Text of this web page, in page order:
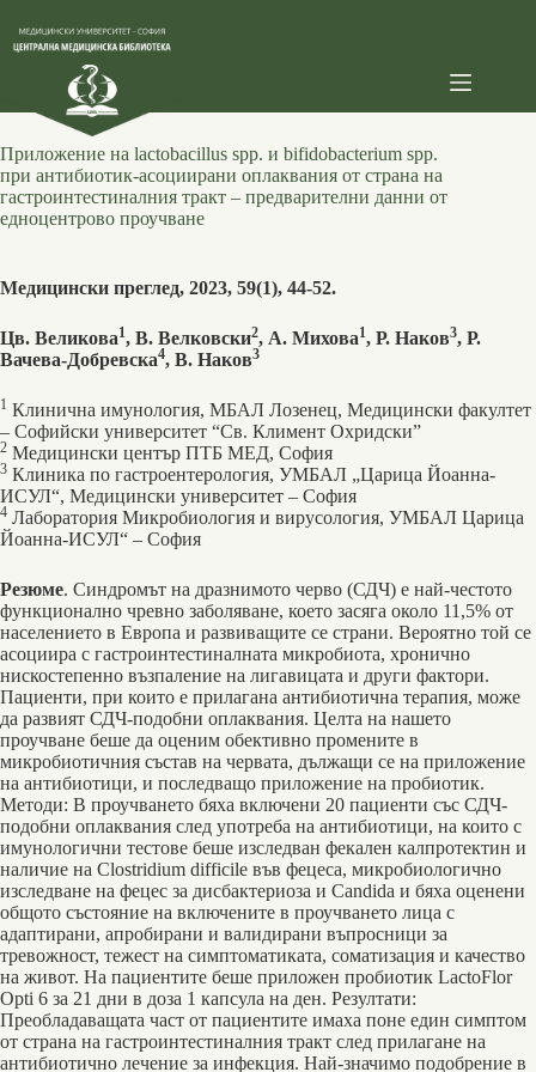
content
Приложение на lactobacillus spp. и bifidobacterium spp.
при антибиотик-асоциирани оплаквания от страна на
гастроинтестиналния тракт – предварителни данни от
едноцентрово проучване
Медицински преглед, 2023, 59(1), 44-52.
Цв. Великова1, В. Велковски2, А. Михова1, Р. Наков3, Р.
Вачева-Добревска4, В. Наков3
1 Клинична имунология, МБАЛ Лозенец, Медицински факултет
– Софийски университет “Св. Климент Охридски”
2 Медицински център ПТБ МЕД, София
3 Клиника по гастроентерология, УМБАЛ „Царица Йоанна-
ИСУЛ“, Медицински университет – София
4 Лаборатория Микробиология и вирусология, УМБАЛ Царица
Йоанна-ИСУЛ“ – София
Резюме. Синдромът на дразнимото черво (СДЧ) е най-честото
функционално чревно заболяванe, което засяга около 11,5% от
населението в Европа и развиващите се страни. Вероятно той се
асоциира с гастроинтестиналната микробиота, хронично
нискостепенно възпаление на лигавицата и други фактори.
Пациенти, при които е прилагана антибиотична терапия, може
да развият СДЧ-подобни оплаквания. Целта на нашето
проучване беше да оценим oбективно промените в
микробиотичния състав на червата, дължащи се на приложение
на антибиотици, и последващо приложение на пробиотик.
Методи: В проучването бяха включени 20 пациенти със СДЧ-
подобни оплаквания след употреба на антибиотици, на които с
имунологични тестове беше изследван фекален калпротектин и
наличие на Clostridium difficile във фецеса, микробиологично
изследване на фецес за дисбактериоза и Candida и бяха оценени
общото състояние на включените в проучването лица с
адаптирани, апробирани и валидирани въпросници за
тревожност, тежест на симптоматиката, соматизация и качество
на живот. На пациентите беше приложен пробиотик LactoFlor
Opti 6 за 21 дни в доза 1 капсула на ден. Резултати:
Преобладаващата част от пациентите имаха поне един симптом
от страна на гастроинтестиналния тракт след прилагане на
антибиотично лечение за инфекция. Най-значимо подобрение в